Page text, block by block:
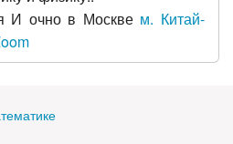
И очно в Москве м. Китай-